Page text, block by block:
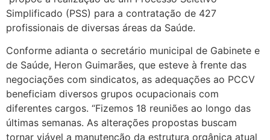
Simplificado (PSS) para a contratação de 427
profissionais de diversas áreas da Saúde.
Conforme adianta o secretário municipal de Gabinete e
de Saúde, Heron Guimarães, que esteve à frente das
negociações com sindicatos, as adequações ao PCCV
beneficiam diversos grupos ocupacionais com
diferentes cargos. “Fizemos 18 reuniões ao longo das
últimas semanas. As alterações propostas buscam
tornar viável a manutenção da estrutura orgânica atual